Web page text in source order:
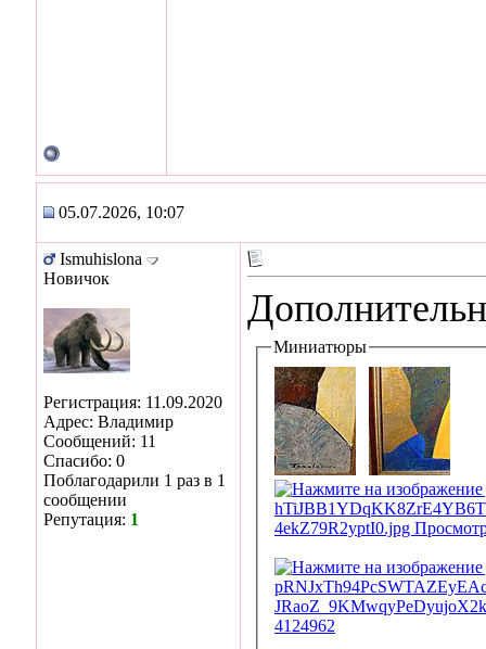
05.07.2026, 10:07
Ismuhislona
Новичок
Регистрация: 11.09.2020
Адрес: Владимир
Сообщений: 11
Спасибо: 0
Поблагодарили 1 раз в 1
сообщении
Репутация: 1
Миниатюры